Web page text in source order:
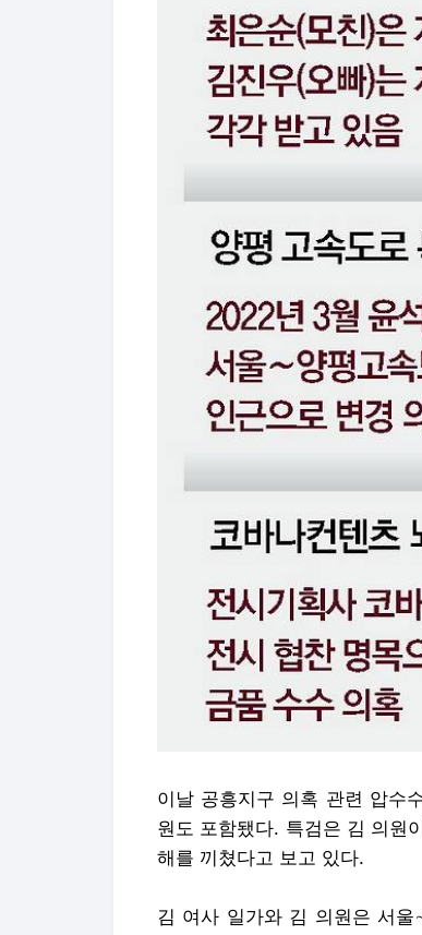
이날 공흥지구 의혹 관련 압수
원도 포함됐다. 특검은 김 의원
해를 끼쳤다고 보고 있다.
김 여사 일가와 김 의원은 서